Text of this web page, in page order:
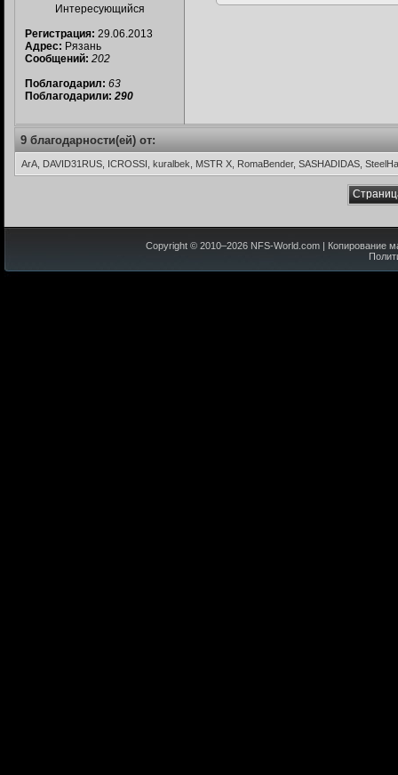
Интересующийся
Регистрация: 29.06.2013
Адрес: Рязань
Сообщений: 202
Поблагодарил: 63
Поблагодарили: 290
9 благодарности(ей) от:
ArA, DAVID31RUS, ICROSSI, kuralbek, MSTR X, RomaBender, SASHADIDAS,
Copyright © 2010–2026 NFS-World.com | Копирование